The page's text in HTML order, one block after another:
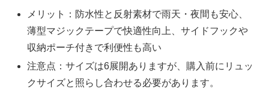
メリット：防水性と反射素材で雨天・夜間も安心、
薄型マジックテープで快適性向上、サイドフックや
収納ポーチ付きで利便性も高い
注意点：サイズは6展開ありますが、購入前にリュッ
クサイズと照らし合わせる必要があります。